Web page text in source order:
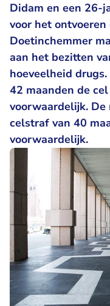
Didam en een 26-
voor het
Doetinchemmer
aan het bezitten
hoeveelheid
42 maanden de
voorwaardelijk.
celstraf van 40
voorwaardelijk.